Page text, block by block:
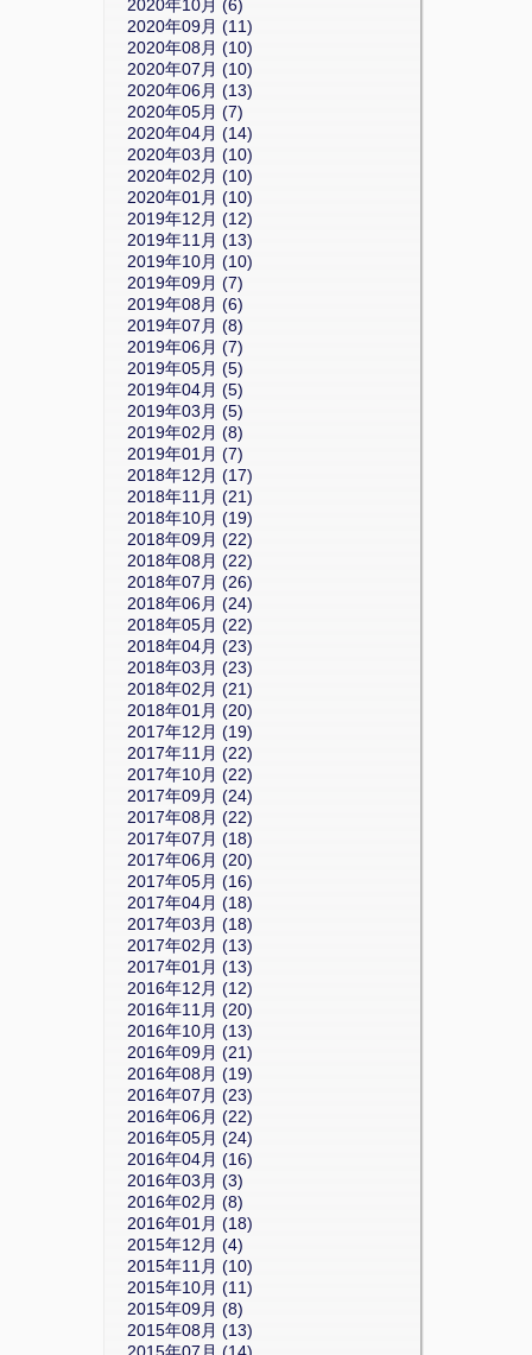
2020年10月 (6)
2020年09月 (11)
2020年08月 (10)
2020年07月 (10)
2020年06月 (13)
2020年05月 (7)
2020年04月 (14)
2020年03月 (10)
2020年02月 (10)
2020年01月 (10)
2019年12月 (12)
2019年11月 (13)
2019年10月 (10)
2019年09月 (7)
2019年08月 (6)
2019年07月 (8)
2019年06月 (7)
2019年05月 (5)
2019年04月 (5)
2019年03月 (5)
2019年02月 (8)
2019年01月 (7)
2018年12月 (17)
2018年11月 (21)
2018年10月 (19)
2018年09月 (22)
2018年08月 (22)
2018年07月 (26)
2018年06月 (24)
2018年05月 (22)
2018年04月 (23)
2018年03月 (23)
2018年02月 (21)
2018年01月 (20)
2017年12月 (19)
2017年11月 (22)
2017年10月 (22)
2017年09月 (24)
2017年08月 (22)
2017年07月 (18)
2017年06月 (20)
2017年05月 (16)
2017年04月 (18)
2017年03月 (18)
2017年02月 (13)
2017年01月 (13)
2016年12月 (12)
2016年11月 (20)
2016年10月 (13)
2016年09月 (21)
2016年08月 (19)
2016年07月 (23)
2016年06月 (22)
2016年05月 (24)
2016年04月 (16)
2016年03月 (3)
2016年02月 (8)
2016年01月 (18)
2015年12月 (4)
2015年11月 (10)
2015年10月 (11)
2015年09月 (8)
2015年08月 (13)